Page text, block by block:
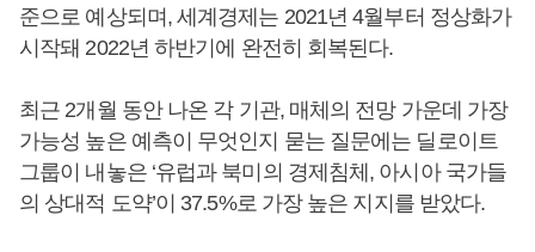
준으로 예상되며, 세계경제는 2021년 4월부터 정상화가
시작돼 2022년 하반기에 완전히 회복된다.
최근 2개월 동안 나온 각 기관, 매체의 전망 가운데 가장
가능성 높은 예측이 무엇인지 묻는 질문에는 딜로이트
그룹이 내놓은 ‘유럽과 북미의 경제침체, 아시아 국가들
의 상대적 도약’이 37.5%로 가장 높은 지지를 받았다.